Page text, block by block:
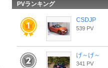
PVランキング
CSDJP
539 PV
げ～げ～
341 PV